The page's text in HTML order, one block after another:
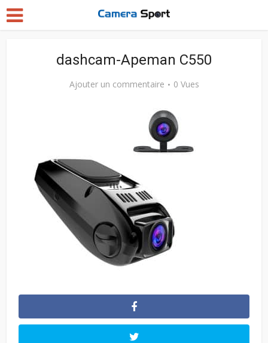
dashcam-Apeman C550
Ajouter un commentaire 0 Vues